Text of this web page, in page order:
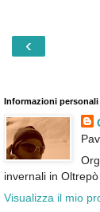
‹
Informazioni personali
invernali in
Visualizza il mio